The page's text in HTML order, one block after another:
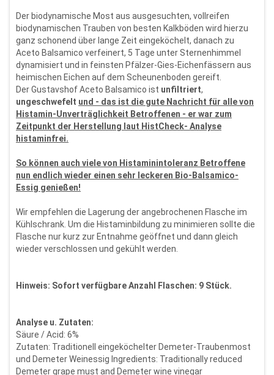
Der biodynamische Most aus ausgesuchten, vollreifen
biodynamischen Trauben von besten Kalkböden wird hierzu
ganz schonend über lange Zeit eingeköchelt, danach zu
Aceto Balsamico verfeinert, 5 Tage unter Sternenhimmel
dynamisiert und in feinsten Pfälzer-Gies-Eichenfässern aus
heimischen Eichen auf dem Scheunenboden gereift.
Der Gustavshof Aceto Balsamico ist unfiltriert,
ungeschwefelt und - das ist die gute Nachricht für alle von
Histamin-Unverträglichkeit Betroffenen - er war zum
Zeitpunkt der Herstellung laut HistCheck- Analyse
histaminfrei.
So können auch viele von Histaminintoleranz Betroffene
nun endlich wieder einen sehr leckeren Bio-Balsamico-
Essig genießen!
Wir empfehlen die Lagerung der angebrochenen Flasche im
Kühlschrank. Um die Histaminbildung zu minimieren sollte die
Flasche nur kurz zur Entnahme geöffnet und dann gleich
wieder verschlossen und gekühlt werden.
Hinweis: Sofort verfügbare Anzahl Flaschen: 9 Stück.
Analyse u. Zutaten:
Säure / Acid: 6%
Zutaten: Traditionell eingeköchelter Demeter-Traubenmost
und Demeter Weinessig Ingredients: Traditionally reduced
Demeter grape must and Demeter wine vinegar